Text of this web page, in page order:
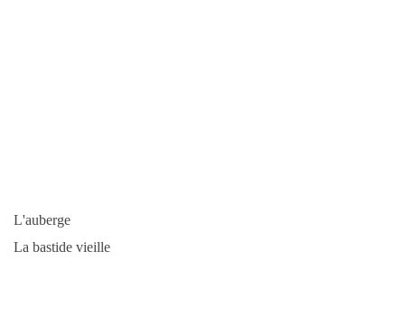
L'auberge
La bastide vieille